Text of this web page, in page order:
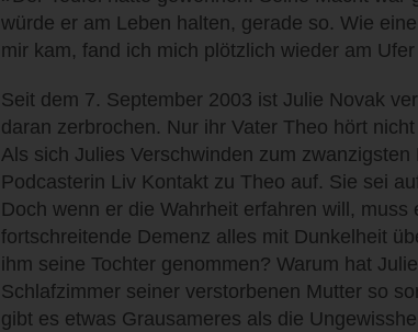
würde er am Leben halten, gerade so. Wie
mir kam, fand ich mich plötzlich wieder am
Seit dem 7. September 2003 ist Julie Novak
daran zerbrochen. Nur ihr Vater Theo hört
Als sich Julies Verschwinden zum zwanzigsten
Podcasterin Liv Kontakt zu Theo auf. Sie sei
Doch wenn er die Wahrheit erfahren will,
fortschreitende Demenz alles mit Dunkelheit
ihm seine Tochter genommen? Warum hat
Schlafzimmer seiner verstorbenen Mutter so
gibt es etwas Grausameres als die